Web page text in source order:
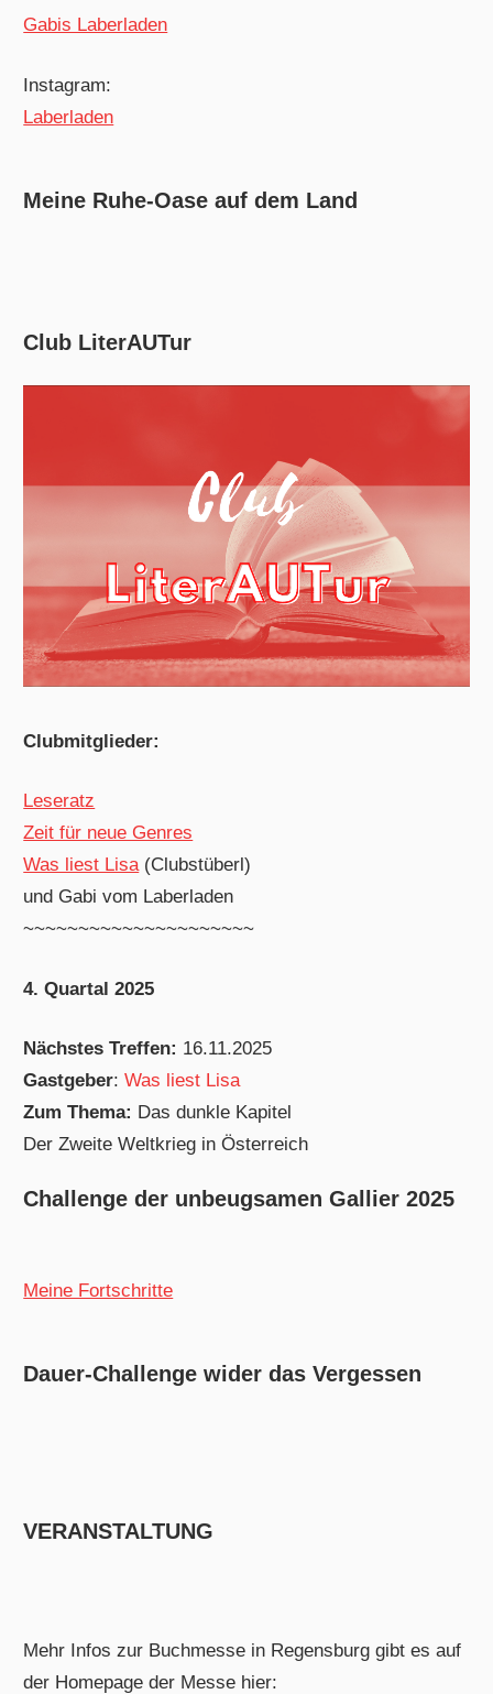
Gabis Laberladen
Instagram:
Laberladen
Meine Ruhe-Oase auf dem Land
Club LiterAUTur
Clubmitglieder:
Leseratz
Zeit für neue Genres
Was liest Lisa(Clubstüberl)
und Gabi vom Laberladen
~~~~~~~~~~~~~~~~~~~~~
4. Quartal 2025
Nächstes Treffen: 16.11.2025
Gastgeber:Was liest Lisa
Zum Thema: Das dunkle Kapitel
Der Zweite Weltkrieg in Österreich
Challenge der unbeugsamen Gallier 2025
Meine Fortschritte
Dauer-Challenge wider das Vergessen
VERANSTALTUNG
Mehr Infos zur Buchmesse in Regensburg gibt es auf
der Homepage der Messe hier: